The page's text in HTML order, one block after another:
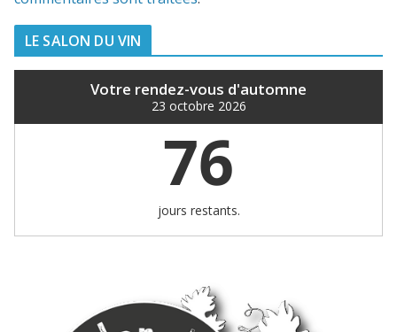
LE SALON DU VIN
Votre rendez-vous d'automne
23 octobre 2026
76
jours restants.